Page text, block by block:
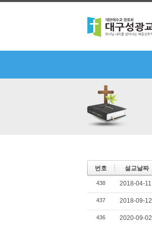
번호 설교날짜
438 2018-04-11
437 2018-09-12
436 2020-09-02